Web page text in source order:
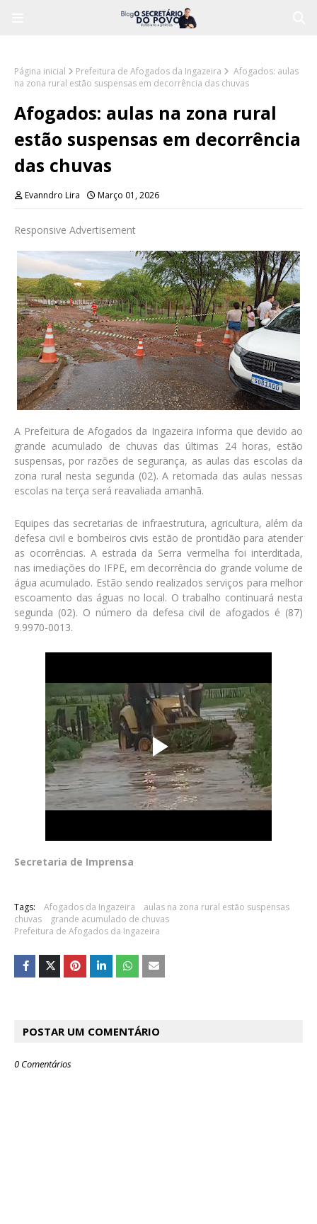
Página inicial Prefeitura de Afogados da Ingazeira
Afogados: aulas
na zona rural estão suspensas em decorrência das chuvas
Afogados: aulas na zona rural
estão suspensas em decorrência
das chuvas
Evanndro Lira Março 01, 2026
Responsive Advertisement
A Prefeitura de Afogados da Ingazeira informa que devido ao
grande acumulado de chuvas das últimas 24 horas, estão
suspensas, por razões de segurança, as aulas das escolas da
zona rural nesta segunda (02). A retomada das aulas nessas
escolas na terça será reavaliada amanhã.
Equipes das secretarias de infraestrutura, agricultura, além da
defesa civil e bombeiros civis estão de prontidão para atender
as ocorrências. A estrada da Serra vermelha foi interditada,
nas imediações do IFPE, em decorrência do grande volume de
água acumulado. Estão sendo realizados serviços para melhor
escoamento das águas no local. O trabalho continuará nesta
segunda (02). O número da defesa civil de afogados é (87)
9.9970-0013.
Secretaria de Imprensa
Tags: Afogados da Ingazeira
aulas na zona rural estão suspensas
chuvas
grande acumulado de chuvas
Prefeitura de Afogados da Ingazeira
POSTAR UM COMENTÁRIO
0 Comentários